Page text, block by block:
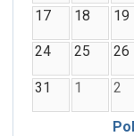
17 18 19
24 25 26
31 1 2